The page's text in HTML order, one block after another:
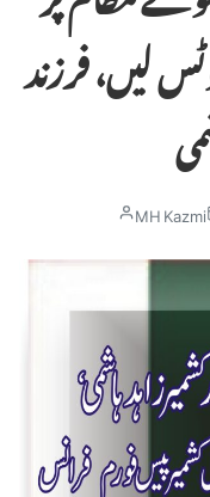
لیں، فرزند
MH Kazmi